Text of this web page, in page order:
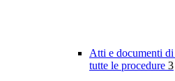
Atti e documenti di
tutte le procedure 3